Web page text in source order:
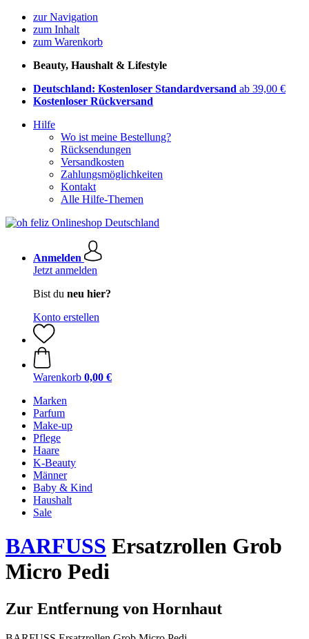
zur Navigation
zum Inhalt
zum Warenkorb
Beauty, Haushalt & Lifestyle
Deutschland: Kostenloser Standardversand ab 39,00 €
Kostenloser Rückversand
Hilfe
Wo ist meine Bestellung?
Rücksendungen
Versandkosten
Zahlungsmöglichkeiten
Kontakt
Alle Hilfe-Themen
Anmelden
Jetzt anmelden
Bist du neu hier?
Konto erstellen
Warenkorb 0,00 €
Marken
Parfum
Make-up
Pflege
Haare
K-Beauty
Männer
Baby & Kind
Haushalt
Sale
BARFUSS Ersatzrollen Grob
Micro Pedi
Zur Entfernung von Hornhaut